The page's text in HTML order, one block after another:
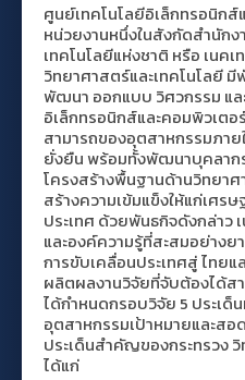
ศูนย์เทคโนโลยีอิเล็กทรอนิก
หน่วยงานหนึ่งในสังกัดสำนัก
เทคโนโลยีแห่งชาติ หรือ เนค
วิทยาศาสตร์และเทคโนโลยี
พัฒนา ออกแบบ วิศวกรรม แล
อิเล็กทรอนิกส์และคอมพิวเตอ
สามารถของอุตสาหกรรมภาย
ยั่งยืน พร้อมทั้งพัฒนาบุคลาก
โครงสร้างพื้นฐานด้านวิทยาศ
สร้างความเข้มแข็งให้แก่เศร
ประเทศ ด้วยพันธกิจดังกล่าว
และองค์ความรู้ที่สะสมอย่างย
การขับเคลื่อนประเทศสู่ ไทยแ
ผลิตผลงานวิจัยที่จับต้องได้สา
ได้กำหนดกรอบวิจัย 5 ประเด็
อุตสาหกรรมเป้าหมายและส
ประเด็นสำคัญของกระทรวง
ได้แก่